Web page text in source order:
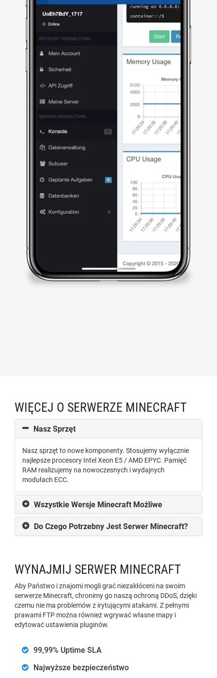
WIĘCEJ O SERWERZE MINECRAFT
Nasz Sprzęt
Nasz sprzęt to nowe komponenty. Stosujemy wyłącznie
najlepsze procesory Intel Xeon E5 / AMD EPYC. Pamięć
RAM realizujemy na nowoczesnych i wydajnych
modułach ECC.
Wszystkie Wersje Minecraft Możliwe
Do Czego Potrzebny Jest Serwer Minecraft?
WYNAJMIJ SERWER MINECRAFT
Aby Państwo i znajomi mogli grać niezakłóceni na swoim
serwerze Minecraft, chronimy go naszą ochroną DDoS, dzięki
czemu nie ma problemów z irytującymi atakami. Z pełnymi
prawami FTP można również wgrywać własne mapy i
edytować ustawienia pluginów.
99,99% Uptime SLA
Najwyższe bezpieczeństwo